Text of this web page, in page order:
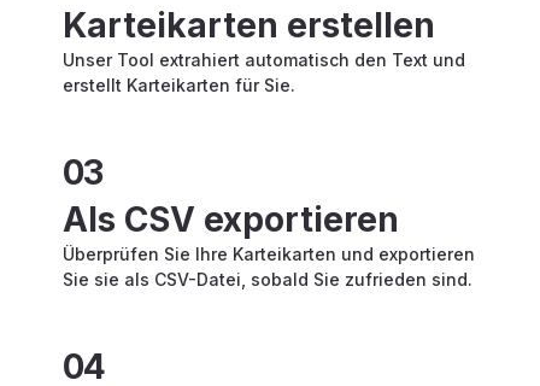
Karteikarten erstellen
Unser Tool extrahiert automatisch den Text und
erstellt Karteikarten für Sie.
03
Als CSV exportieren
Überprüfen Sie Ihre Karteikarten und exportieren
Sie sie als CSV-Datei, sobald Sie zufrieden sind.
04